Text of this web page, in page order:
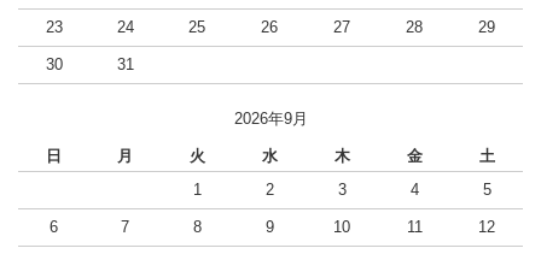
23 24 25 26 27 28 29
30 31
2026年9月
日 月 火 水 木 金
土
1
2 3 4 5
6 7 8 9 10 11 12